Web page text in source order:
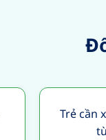
Trẻ cần